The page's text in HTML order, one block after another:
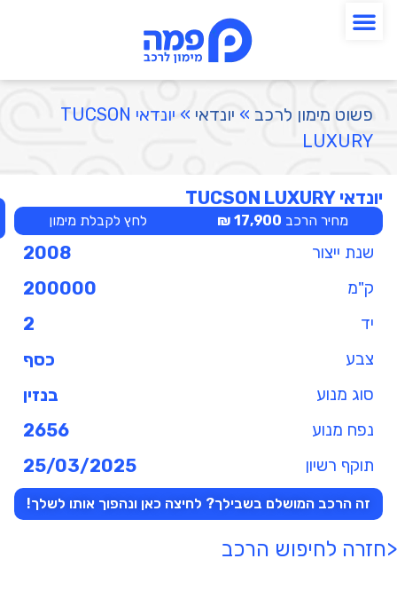
פשוט מימון לרכב » יונדאי »
יונדאי TUCSON
LUXURY
יונדאי TUCSON LUXURY
מחיר הרכב 17,900 ₪ לחץ לקבלת מימון
שנת ייצור 2008
ק"מ 200000
יד 2
צבע כסף
סוג מנוע בנזין
נפח מנוע 2656
תוקף רשיון 25/03/2025
זה הרכב המושלם בשבילך? לחיצה כאן ונהפוך אותו לשלך!
<חזרה לחיפוש הרכב